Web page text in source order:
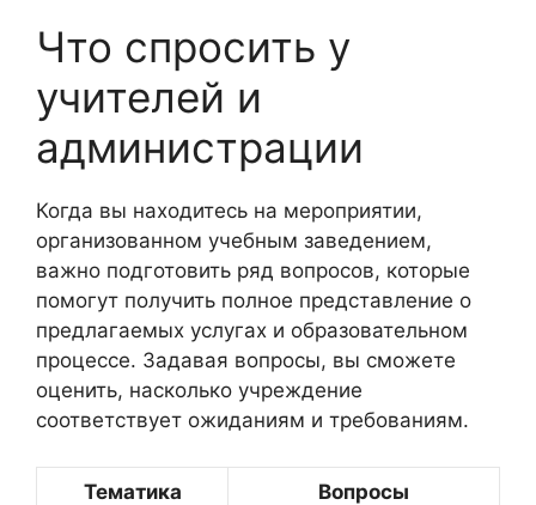
Что спросить у
учителей и
администрации
Когда вы находитесь на мероприятии,
организованном учебным заведением,
важно подготовить ряд вопросов, которые
помогут получить полное представление о
предлагаемых услугах и образовательном
процессе. Задавая вопросы, вы сможете
оценить, насколько учреждение
соответствует ожиданиям и требованиям.
Тематика Вопросы